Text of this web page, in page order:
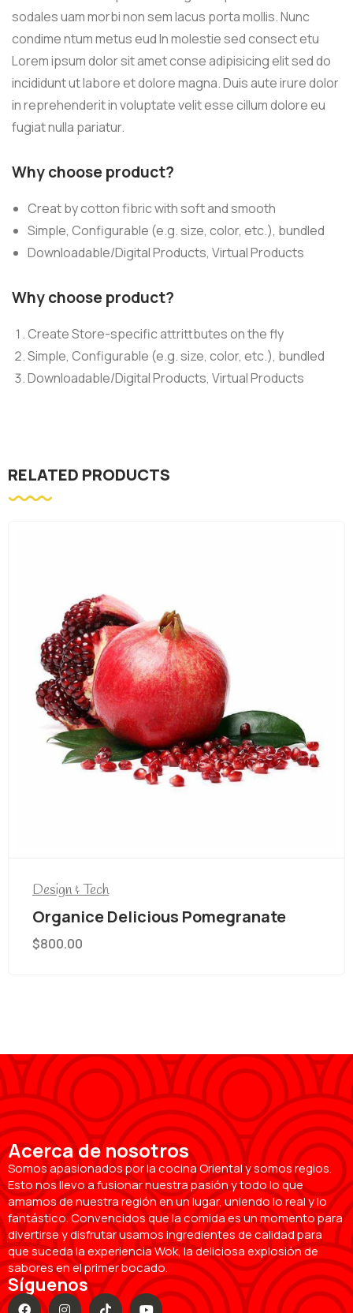
sodales uam morbi non sem lacus porta mollis. Nunc
condime ntum metus eud In molestie sed consect etu
Lorem ipsum dolor sit amet conse adipisicing elit sed do
incididunt ut labore et dolore magna. Duis aute irure dolor
in reprehenderit in voluptate velit esse cillum dolore eu
fugiat nulla pariatur.
Why choose product?
Creat by cotton fibric with soft and smooth
Simple, Configurable (e.g. size, color, etc.), bundled
Downloadable/Digital Products, Virtual Products
Why choose product?
Create Store-specific attrittbutes on the fly
Simple, Configurable (e.g. size, color, etc.), bundled
Downloadable/Digital Products, Virtual Products
RELATED PRODUCTS
Design & Tech
Organice Delicious Pomegranate
$800.00
Acerca de nosotros
Somos apasionados por la cocina Oriental y somos regios.
Esto nos llevo a fusionar nuestra pasión y todo lo que
amamos de nuestra región en un lugar, uniendo lo real y lo
fantástico. Convencidos que la comida es un momento para
divertirse y disfrutar usamos ingredientes de calidad para
que suceda la experiencia Wok, la deliciosa explosión de
sabores en el primer bocado.
Síguenos